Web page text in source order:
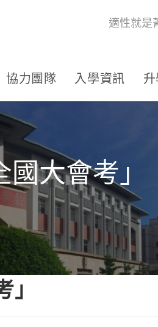
適性就是
協力團隊 入學資訊
大會考」